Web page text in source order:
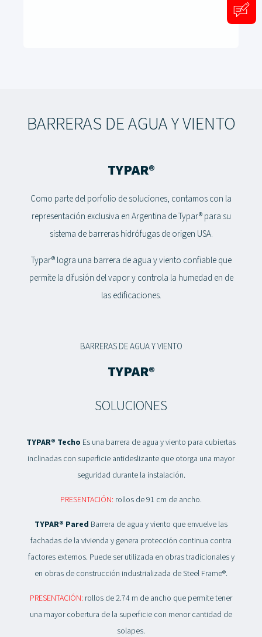
BARRERAS DE AGUA Y VIENTO
TYPAR®
Como parte del porfolio de soluciones, contamos con la
representación exclusiva en Argentina de Typar® para su
sistema de barreras hidrófugas de origen USA.
Typar® logra una barrera de agua y viento confiable que
permite la difusión del vapor y controla la humedad en de
las edificaciones.
BARRERAS DE AGUA Y VIENTO
TYPAR®
SOLUCIONES
TYPAR® Techo Es una barrera de agua y viento para cubiertas
inclinadas con superficie antideslizante que otorga una mayor
seguridad durante la instalación.
PRESENTACIÓN: rollos de 91 cm de ancho.
TYPAR® Pared Barrera de agua y viento que envuelve las
fachadas de la vivienda y genera protección continua contra
factores externos. Puede ser utilizada en obras tradicionales y
en obras de construcción industrializada de Steel Frame®.
PRESENTACIÓN: rollos de 2.74 m de ancho que permite tener
una mayor cobertura de la superficie con menor cantidad de
solapes.